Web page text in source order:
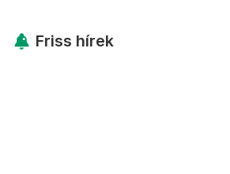
Friss hírek